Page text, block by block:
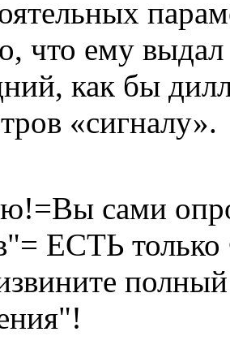
что ему
как бы
«сигналу».
сами
ЕСТЬ